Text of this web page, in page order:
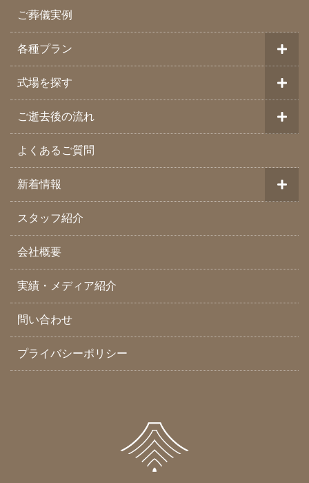
ご葬儀実例
各種プラン
式場を探す
ご逝去後の流れ
よくあるご質問
新着情報
スタッフ紹介
会社概要
実績・メディア紹介
問い合わせ
プライバシーポリシー